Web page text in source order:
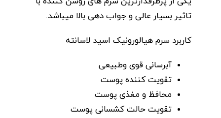
تاثیر بسیار عالی و جواب دهی بالا میباشد.
کاربرد سرم هیالورونیک اسید لاسانته
آبرسانی قوی وطبیعی
تقویت کننده پوست
محافظ و مغذی پوست
تقویت حالت کشسانی پوست